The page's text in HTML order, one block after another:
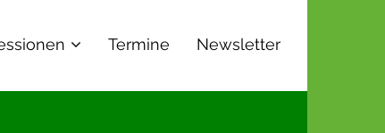
Termine Newsletter